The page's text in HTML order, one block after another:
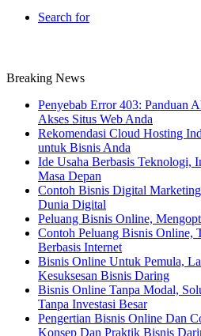
Search for
Breaking News
Penyebab Error 403: Panduan
Akses Situs Web Anda
Rekomendasi Cloud Hosting
untuk Bisnis Anda
Ide Usaha Berbasis Teknologi,
Masa Depan
Contoh Bisnis Digital
Dunia Digital
Peluang Bisnis Online,
Contoh Peluang Bisnis Online,
Berbasis Internet
Bisnis Online Untuk Pemula,
Kesuksesan Bisnis Daring
Bisnis Online Tanpa Modal,
Tanpa Investasi Besar
Pengertian Bisnis Online Dan
Konsep Dan Praktik Bisnis